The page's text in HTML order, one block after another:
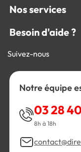
Nos services
Besoin d'aide ?
Suivez-nous
Notre équipe
03 28
8h à 18h